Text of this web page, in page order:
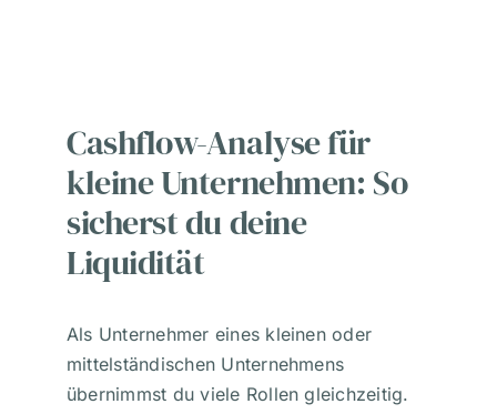
Cashflow-Analyse für
kleine Unternehmen: So
sicherst du deine
Liquidität
Als Unternehmer eines kleinen oder
mittelständischen Unternehmens
übernimmst du viele Rollen gleichzeitig.